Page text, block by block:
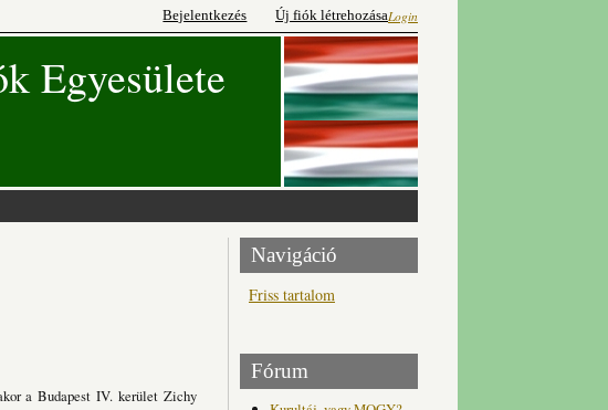
Login
Bejelentkezés Új fiók létrehozása
Egyesülete
a Budapest IV. kerület Zichy
Navigáció
Friss tartalom
Fórum